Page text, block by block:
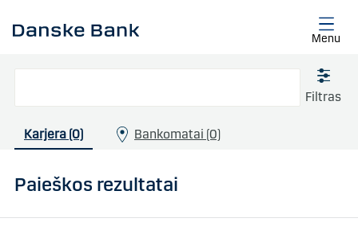
Menu
Filtras
Karjera (0) Bankomatai (0)
Paieškos rezultatai